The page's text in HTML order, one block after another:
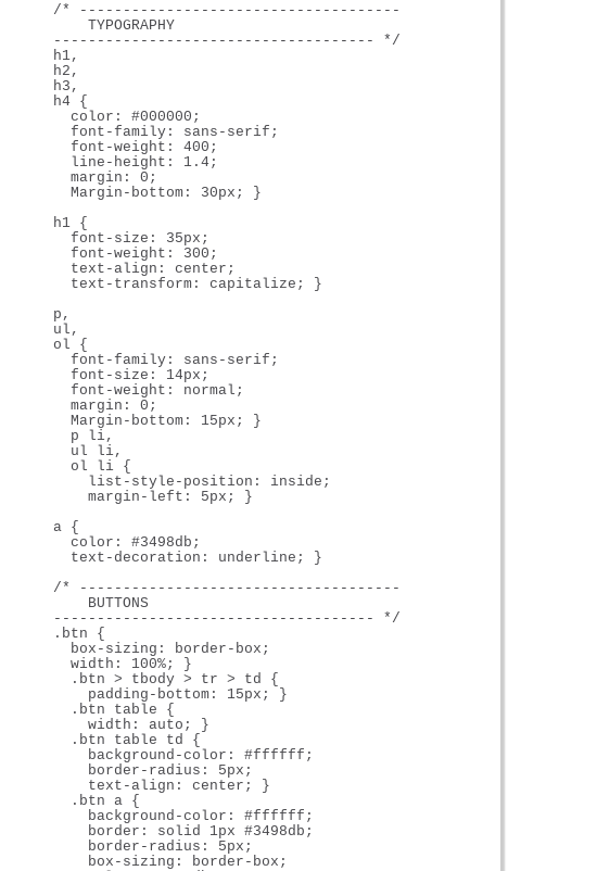
      /* -------------------------------------
          TYPOGRAPHY
      ------------------------------------- */
      h1,
      h2,
      h3,
      h4 {
        color: #000000;
        font-family: sans-serif;
        font-weight: 400;
        line-height: 1.4;
        margin: 0;
        Margin-bottom: 30px; }
      h1 {
        font-size: 35px;
        font-weight: 300;
        text-align: center;
        text-transform: capitalize; }
      p,
      ul,
      ol {
        font-family: sans-serif;
        font-size: 14px;
        font-weight: normal;
        margin: 0;
        Margin-bottom: 15px; }
        p li,
        ul li,
        ol li {
          list-style-position: inside;
          margin-left: 5px; }
      a {
        color: #3498db;
        text-decoration: underline; }
      /* -------------------------------------
          BUTTONS
      ------------------------------------- */
      .btn {
        box-sizing: border-box;
        width: 100%; }
        .btn > tbody > tr > td {
          padding-bottom: 15px; }
        .btn table {
          width: auto; }
        .btn table td {
          background-color: #ffffff;
          border-radius: 5px;
          text-align: center; }
        .btn a {
          background-color: #ffffff;
          border: solid 1px #3498db;
          border-radius: 5px;
          box-sizing: border-box;